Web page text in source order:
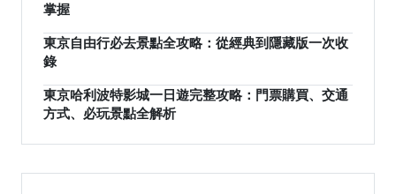
掌握
東京自由行必去景點全攻略：從經典到隱藏版一次收
錄
東京哈利波特影城一日遊完整攻略：門票購買、交通
方式、必玩景點全解析